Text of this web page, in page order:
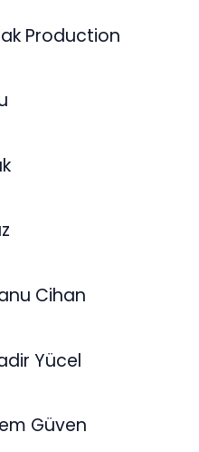
Production
Cihan
Yücel
Güven